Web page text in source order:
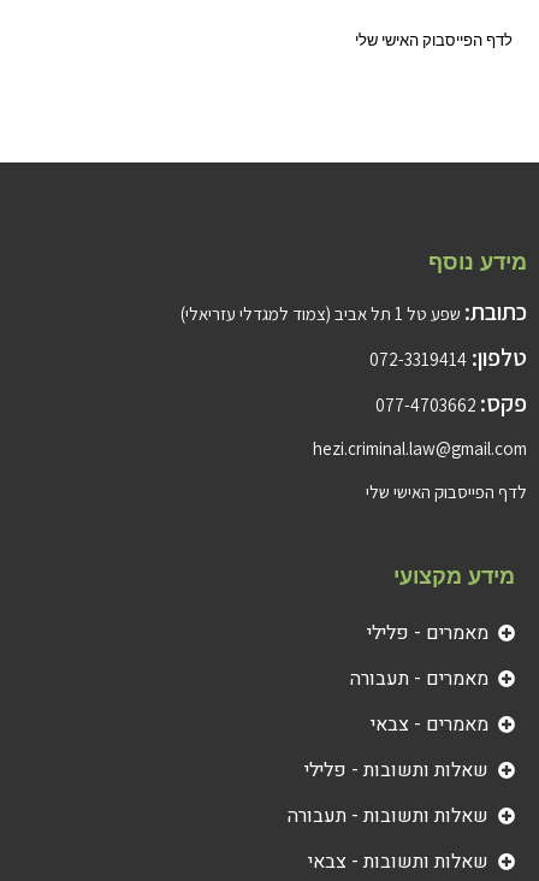
לדף הפייסבוק האישי שלי
מידע מקצועי
מאמרים - פלילי
מאמרים - תעבורה
מאמרים - צבאי
שאלות ותשובות - פלילי
שאלות ותשובות - תעבורה
שאלות ותשובות - צבאי
מידע נוסף
כתובת: שפע טל 1 תל אביב (צמוד למגדלי עזריאלי)
טלפון: 072-3319414
פקס:
hezi.criminal.law@gmail.com
לדף הפייסבוק האישי שלי